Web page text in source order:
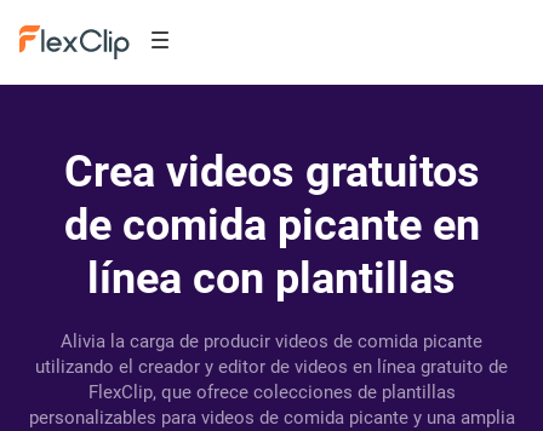
Crea videos gratuitos
de comida picante en
línea con plantillas
Alivia la carga de producir videos de comida picante
utilizando el creador y editor de videos en línea gratuito de
FlexClip, que ofrece colecciones de plantillas
personalizables para videos de comida picante y una amplia